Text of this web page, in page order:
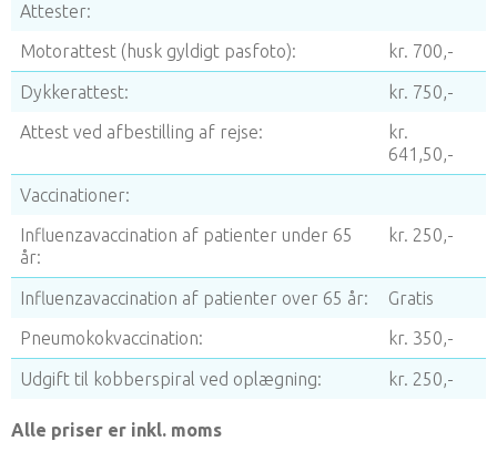
Attester:
Motorattest (husk gyldigt pasfoto):
kr. 700,-
Dykkerattest:
kr. 750,-
Attest ved afbestilling af rejse:
kr.
641,50,-
Vaccinationer:
Influenzavaccination af patienter under 65
år:
kr. 250,-
Influenzavaccination af patienter over 65 år:
Gratis
Pneumokokvaccination:
kr. 350,-
Udgift til kobberspiral ved oplægning: kr. 250,-
Alle priser er inkl. moms